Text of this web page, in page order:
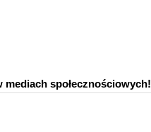
społecznościowych!